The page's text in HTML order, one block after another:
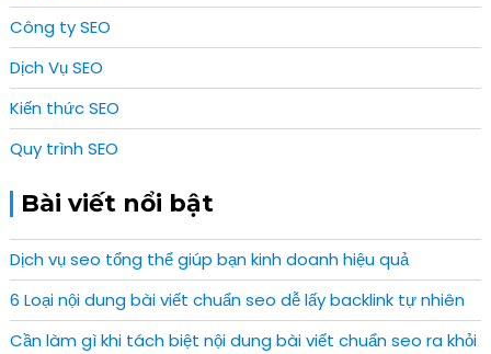
Công ty SEO
Dịch Vụ SEO
Kiến thức SEO
Quy trình SEO
Bài viết nổi bật
Dịch vụ seo tổng thể giúp bạn kinh doanh hiệu quả
6 Loại nội dung bài viết chuẩn seo dễ lấy backlink tự nhiên
Cần làm gì khi tách biệt nội dung bài viết chuẩn seo ra khỏi